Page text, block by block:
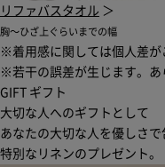
リファバスタオル ＞
胸〜ひざ上ぐらいまでの幅
※着用感に関しては個人差が
※若干の誤差が生じます。あ
GIFT ギフト
大切な人へのギフトとして
あなたの大切な人を優しさで
特別なリネンのプレゼント。